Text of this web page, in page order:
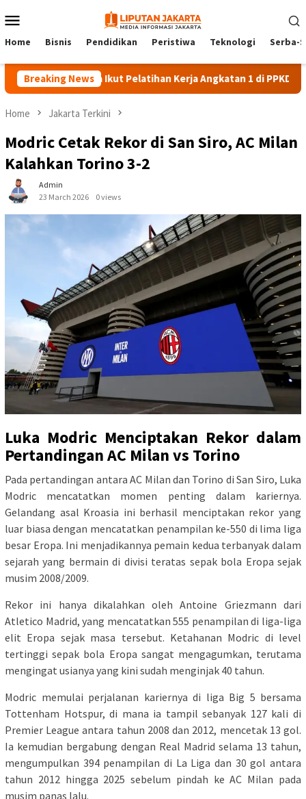
to
Menu
Home Bisnis Pendidikan Peristiwa Teknologi Serba-
Breaking News
140 Peserta Ikut Pelatihan Kerja Angkatan 1 di PPKD Jaksel
Home Jakarta Terkini
Modric Cetak Rekor di San Siro, AC Milan
Kalahkan Torino 3-2
Admin
23 March 2026
0 views
Luka Modric Menciptakan Rekor dalam
Pertandingan AC Milan vs Torino
Pada pertandingan antara AC Milan dan Torino di San Siro, Luka
Modric mencatatkan momen penting dalam kariernya.
Gelandang asal Kroasia ini berhasil menciptakan rekor yang
luar biasa dengan mencatatkan penampilan ke-550 di lima liga
besar Eropa. Ini menjadikannya pemain kedua terbanyak dalam
sejarah yang bermain di divisi teratas sepak bola Eropa sejak
musim 2008/2009.
Rekor ini hanya dikalahkan oleh Antoine Griezmann dari
Atletico Madrid, yang mencatatkan 555 penampilan di liga-liga
elit Eropa sejak masa tersebut. Ketahanan Modric di level
tertinggi sepak bola Eropa sangat mengagumkan, terutama
mengingat usianya yang kini sudah menginjak 40 tahun.
Modric memulai perjalanan kariernya di liga Big 5 bersama
Tottenham Hotspur, di mana ia tampil sebanyak 127 kali di
Premier League antara tahun 2008 dan 2012, mencetak 13 gol.
Ia kemudian bergabung dengan Real Madrid selama 13 tahun,
mengumpulkan 394 penampilan di La Liga dan 30 gol antara
tahun 2012 hingga 2025 sebelum pindah ke AC Milan pada
musim panas lalu.